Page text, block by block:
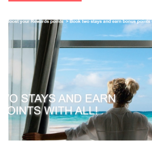
航
（British
Airways）
买
分
折
扣！
购
买
1,000Avios
积
分